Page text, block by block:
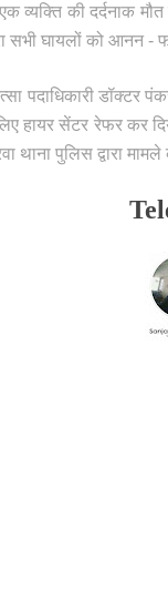
व्यक्ति की दर्दनाक
सभी घायलों को आनन -
पदाधिकारी डॉक्टर
हायर सेंटर रेफर कर
पुलिस द्वारा मामले